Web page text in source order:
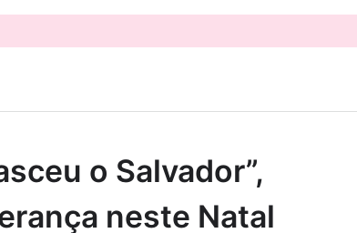
o Salvador”,
neste Natal